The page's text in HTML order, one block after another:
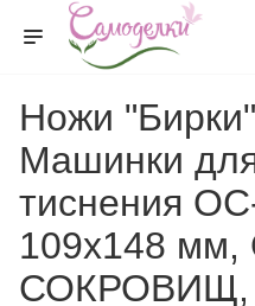
Ножи
Машинки
тиснения
109х148
СОКРОВИЩ,